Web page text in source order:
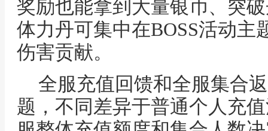
奖励也能拿到大量银币、突
体力丹可集中在BOSS活动主
伤害贡献。
全服充值回馈和全服集合
题，不同差异于普通个人充